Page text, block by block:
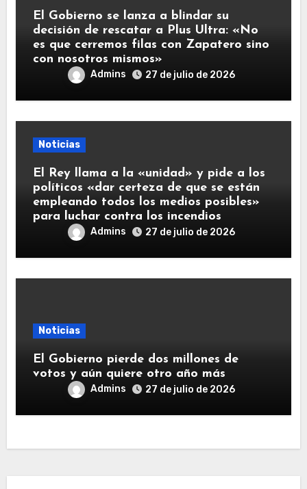
El Gobierno se lanza a blindar su
decisión de rescatar a Plus Ultra: «No
es que cerremos filas con Zapatero sino
con nosotros mismos»
Admins 27 de julio de 2026
Noticias
El Rey llama a la «unidad» y pide a los
políticos «dar certeza de que se están
empleando todos los medios posibles»
para luchar contra los incendios
Admins 27 de julio de 2026
Noticias
El Gobierno pierde dos millones de
votos y aún quiere otro año más
Admins 27 de julio de 2026